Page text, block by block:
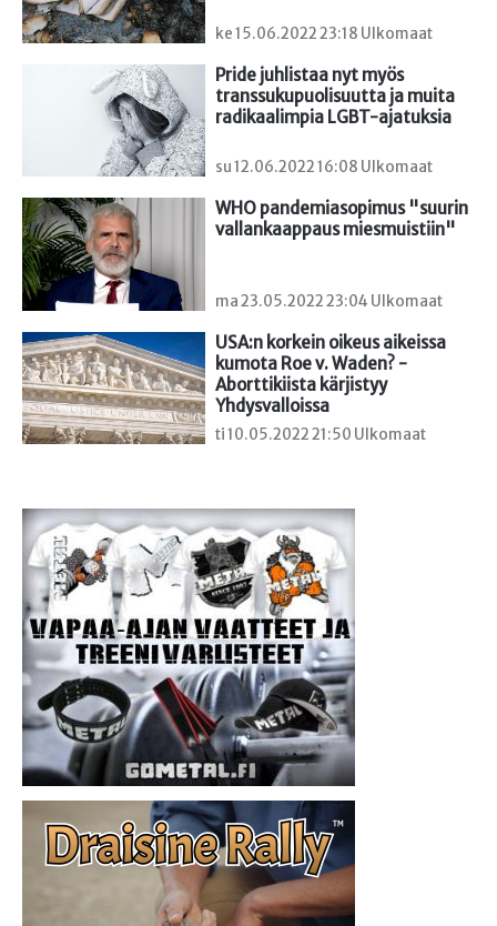
ke 15.06.2022 23:18 Ulkomaat
Pride juhlistaa nyt myös
transsukupuolisuutta ja muita
radikaalimpia LGBT-ajatuksia
su 12.06.2022 16:08 Ulkomaat
WHO pandemiasopimus "suurin
vallankaappaus miesmuistiin"
ma 23.05.2022 23:04 Ulkomaat
USA:n korkein oikeus aikeissa
kumota Roe v. Waden? -
Aborttikiista kärjistyy
Yhdysvalloissa
ti 10.05.2022 21:50 Ulkomaat